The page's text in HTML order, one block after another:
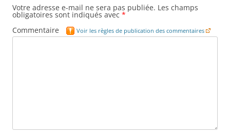
Votre adresse e-mail ne sera pas publiée. Les champs
obligatoires sont indiqués avec *
Commentaire
Voir les règles de publication des commentaires